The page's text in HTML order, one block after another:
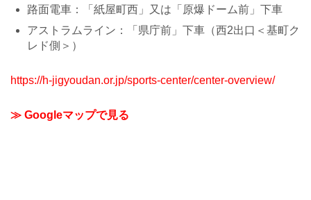
路面電車：「紙屋町西」又は「原爆ドーム前」下車
アストラムライン：「県庁前」下車（西2出口＜基町ク
レド側＞）
https://h-jigyoudan.or.jp/sports-center/center-overview/
≫ Googleマップで見る